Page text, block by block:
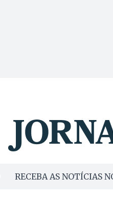
RECEBA AS NOTÍCIAS